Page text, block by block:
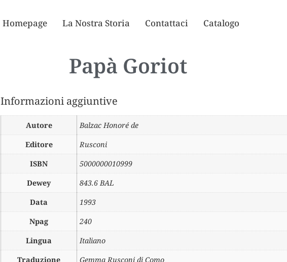
Homepage La Nostra Storia Contattaci Catalogo
Papà Goriot
Informazioni aggiuntive
Autore
Balzac Honoré de
Editore
Rusconi
ISBN
5000000010999
Dewey
843.6 BAL
Data
1993
Npag
240
Lingua
Italiano
Traduzione
Gemma Rusconi di Como